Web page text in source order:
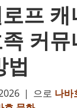
프
커
법
| 으로 나바